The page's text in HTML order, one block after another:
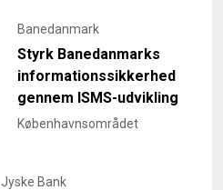
Banedanmark
Styrk Banedanmarks
informationssikkerhed
gennem ISMS-udvikling
Københavnsområdet
Jyske Bank